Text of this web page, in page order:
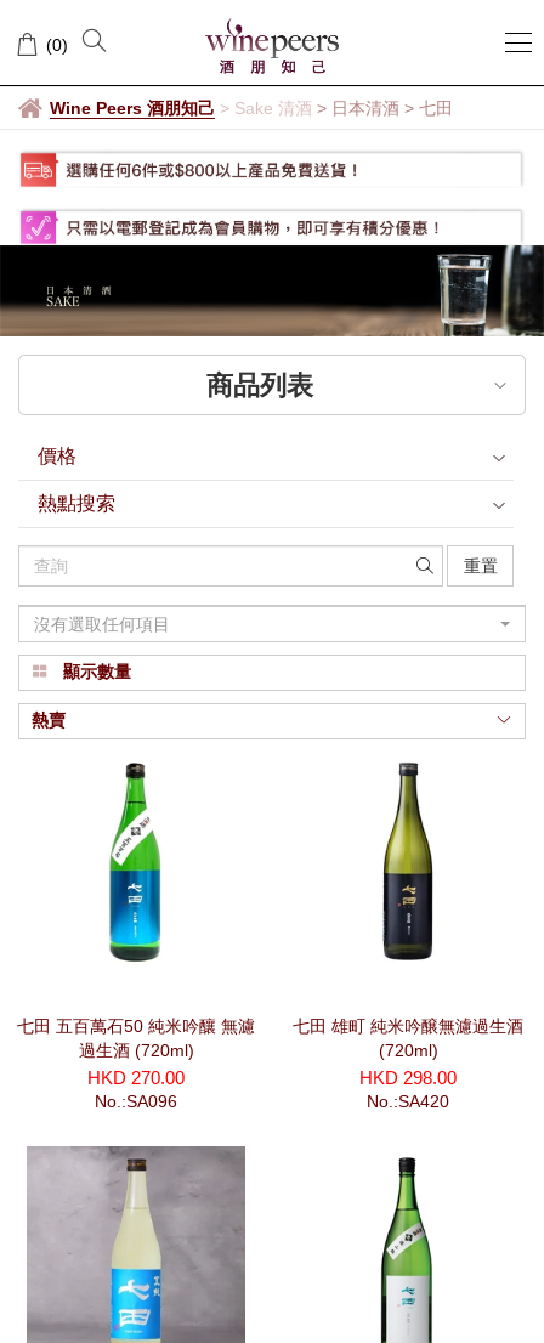
七
田 (0)
Wine Peers 酒朋知己 > Sake 清酒 > 日本清酒 > 七田
商品列表
價格
熱點搜索
重置
沒有選取任何項目
顯示數量
熱賣
七田 五百萬石50 純米吟釀 無濾
過生酒 (720ml)
HKD 270.00
No.:SA096
七田 雄町 純米吟醸無濾過生酒
(720ml)
HKD 298.00
No.:SA420